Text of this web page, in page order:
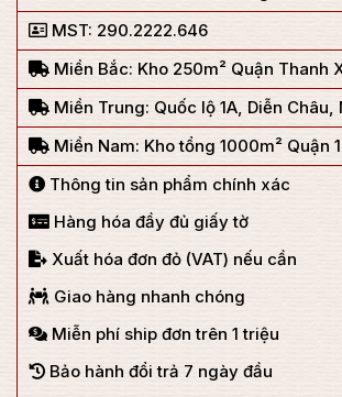
MST: 290.2222.646
Miền Bắc: Kho 250m² Quận Thanh
Miền Trung: Quốc lộ 1A, Diễn Châu,
Miền Nam: Kho tổng 1000m² Quận
Thông tin sản phẩm chính xác
Hàng hóa đầy đủ giấy tờ
Xuất hóa đơn đỏ (VAT) nếu cần
Giao hàng nhanh chóng
Miễn phí ship đơn trên 1 triệu
Bảo hành đổi trả 7 ngày đầu